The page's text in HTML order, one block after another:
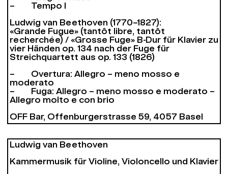
– Tempo I
Ludwig van Beethoven (1770–1827):
«Grande Fugue» (tantôt libre, tantôt
recherchée) / «Grosse Fuge» B-Dur für Klavier zu
vier Händen op. 134 nach der Fuge für
Streichquartett aus op. 133 (1826)
– Overtura: Allegro – meno mosso e
moderato
– Fuga: Allegro – meno mosso e moderato –
Allegro molto e con brio
OFF Bar, Offenburgerstrasse 59, 4057 Basel
Ludwig van Beethoven
Kammermusik für Violine, Violoncello und Klavier